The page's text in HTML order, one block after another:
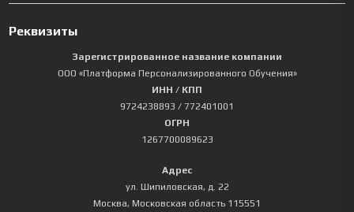
Реквизиты
Зарегистрированное название компании
ООО «Платформа Персонализированного Обучения»
ИНН / КПП
9724238893 / 772401001
ОГРН
1267700089623
Адрес
ул. Шипиловская, д. 22
Москва, Московская область 115551